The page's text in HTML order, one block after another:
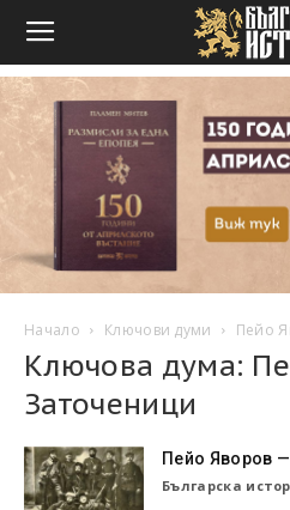
Начало Ключови думи Пейо
Ключова дума:
Заточеници
Пейо Яворов —
Българска